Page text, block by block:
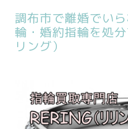
調布市で離婚でい
輪・婚約指輪を処
リング）